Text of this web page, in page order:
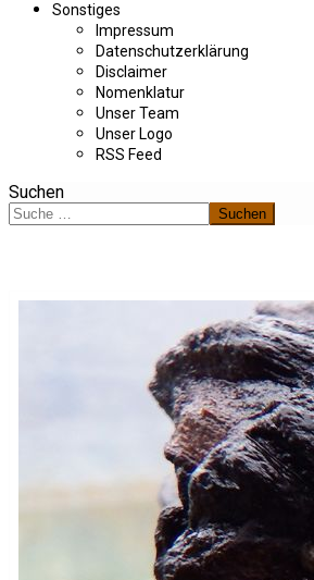
Sonstiges
Impressum
Datenschutzerklärung
Disclaimer
Nomenklatur
Unser Team
Unser Logo
RSS Feed
Suchen
Suchen